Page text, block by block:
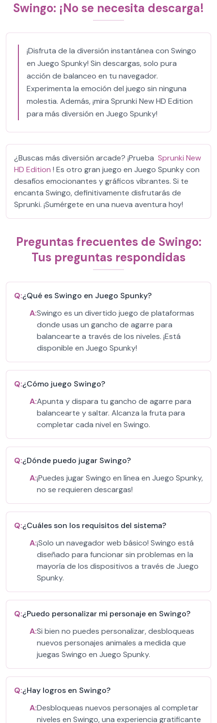
Swingo: ¡No se necesita descarga!
¡Disfruta de la diversión instantánea con Swingo
en Juego Spunky! Sin descargas, solo pura
acción de balanceo en tu navegador.
Experimenta la emoción del juego sin ninguna
molestia. Además, ¡mira Sprunki New HD Edition
para más diversión en Juego Spunky!
¿Buscas más diversión arcade? ¡Prueba Sprunki New
HD Edition ! Es otro gran juego en Juego Spunky con
desafíos emocionantes y gráficos vibrantes. Si te
encanta Swingo, definitivamente disfrutarás de
Sprunki. ¡Sumérgete en una nueva aventura hoy!
Preguntas frecuentes de Swingo:
Tus preguntas respondidas
Q:¿Qué es Swingo en Juego Spunky?
A:Swingo es un divertido juego de plataformas
donde usas un gancho de agarre para
balancearte a través de los niveles. ¡Está
disponible en Juego Spunky!
Q:¿Cómo juego Swingo?
A:Apunta y dispara tu gancho de agarre para
balancearte y saltar. Alcanza la fruta para
completar cada nivel en Swingo.
Q:¿Dónde puedo jugar Swingo?
A:¡Puedes jugar Swingo en línea en Juego Spunky,
no se requieren descargas!
Q:¿Cuáles son los requisitos del sistema?
A:¡Solo un navegador web básico! Swingo está
diseñado para funcionar sin problemas en la
mayoría de los dispositivos a través de Juego
Spunky.
Q:¿Puedo personalizar mi personaje en Swingo?
A:Si bien no puedes personalizar, desbloqueas
nuevos personajes animales a medida que
juegas Swingo en Juego Spunky.
Q:¿Hay logros en Swingo?
A:Desbloqueas nuevos personajes al completar
niveles en Swingo, una experiencia gratificante